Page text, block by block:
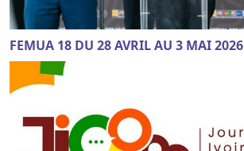
FEMUA 18 DU 28 AVRIL AU 3 MAI 2026